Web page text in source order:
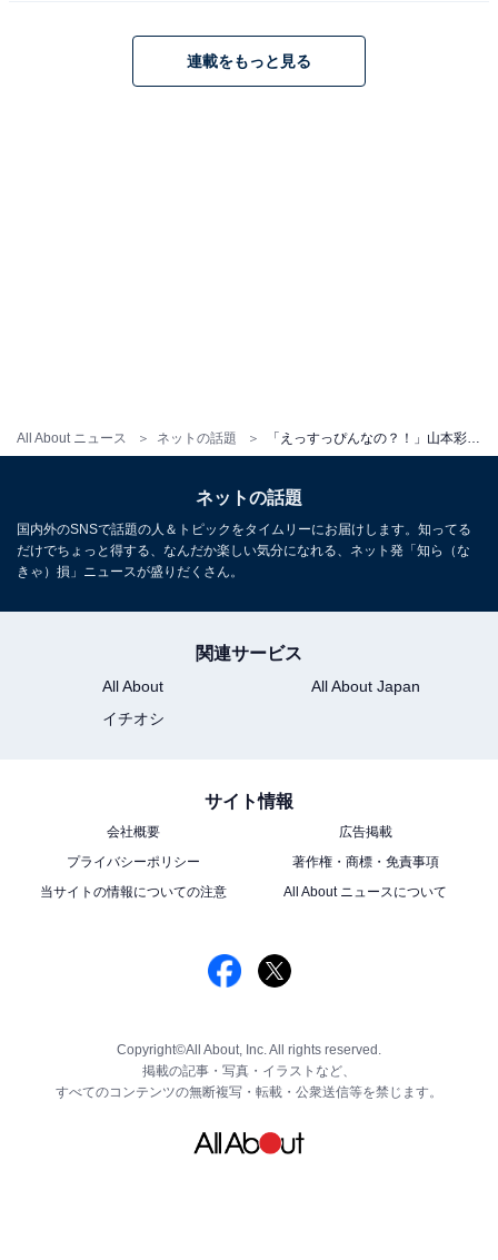
All About ニュース ネットの話題
連載をもっと見る
ネットの話題
国内外のSNSで話題の人＆トピックをタイムリーにお届けします。知ってる
だけでちょっと得する、なんだか楽しい気分になれる、ネット発「知ら（な
きゃ）損」ニュースが盛りだくさん。
関連サービス
All About
All About Japan
イチオシ
サイト情報
会社概要
広告掲載
プライバシーポリシー
著作権・商標・免責事項
当サイトの情報についての注意
All About ニュースについて
Copyright©All About, Inc. All rights reserved.
掲載の記事・写真・イラストなど、
すべてのコンテンツの無断複写・転載・公衆送信等を禁じます。